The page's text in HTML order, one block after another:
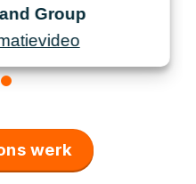
Group
werk